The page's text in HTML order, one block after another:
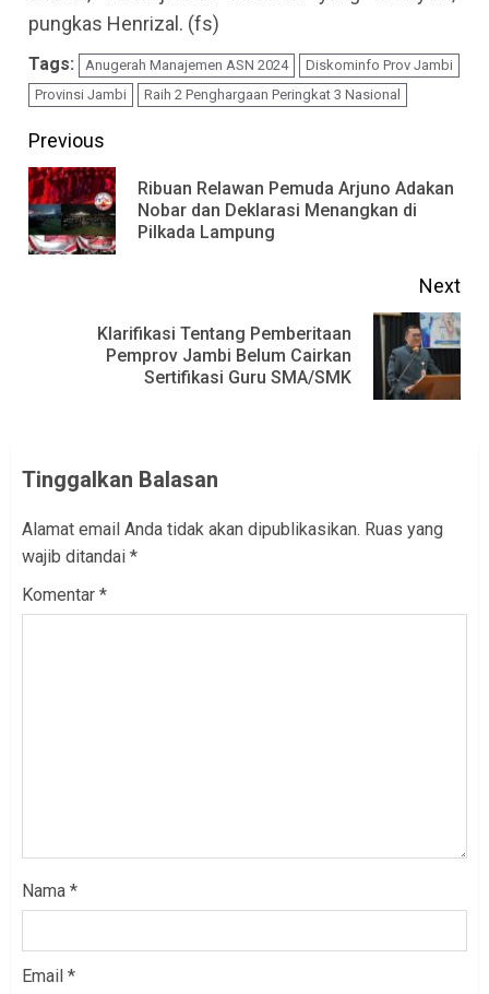
pungkas Henrizal. (fs)
Tags: Anugerah Manajemen ASN 2024
Diskominfo Prov Jambi
Provinsi Jambi
Raih 2 Penghargaan Peringkat 3 Nasional
Continue
Reading
Previous
Ribuan Relawan Pemuda Arjuno Adakan
Nobar dan Deklarasi Menangkan di
Pilkada Lampung
Next
Klarifikasi Tentang Pemberitaan
Pemprov Jambi Belum Cairkan
Sertifikasi Guru SMA/SMK
Tinggalkan Balasan
Alamat email Anda tidak akan dipublikasikan. Ruas yang
wajib ditandai *
Komentar *
Nama *
Email *